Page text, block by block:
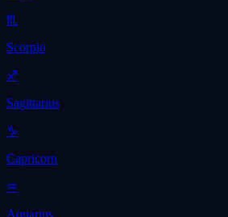
♏
Scorpio
♐
Sagittarius
♑
Capricorn
♒